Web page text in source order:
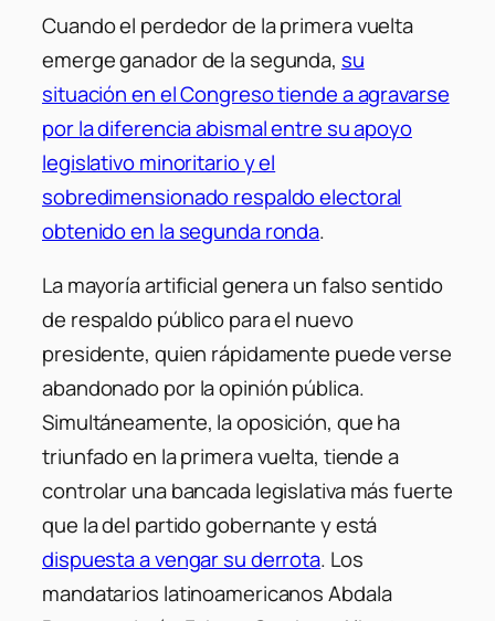
Cuando el perdedor de la primera vuelta
emerge ganador de la segunda, su
situación en el Congreso tiende a agravarse
por la diferencia abismal entre su apoyo
legislativo minoritario y el
sobredimensionado respaldo electoral
obtenido en la segunda ronda.
La mayoría artificial genera un falso sentido
de respaldo público para el nuevo
presidente, quien rápidamente puede verse
abandonado por la opinión pública.
Simultáneamente, la oposición, que ha
triunfado en la primera vuelta, tiende a
controlar una bancada legislativa más fuerte
que la del partido gobernante y está
dispuesta a vengar su derrota. Los
mandatarios latinoamericanos Abdala